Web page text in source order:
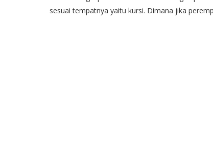
sesuai tempatnya yaitu kursi. Dimana jika